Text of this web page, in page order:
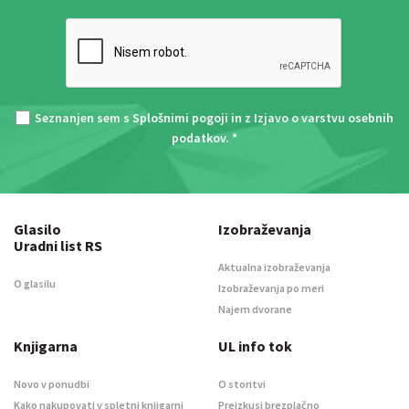
Seznanjen sem s Splošnimi pogoji in z Izjavo o varstvu osebnih
podatkov. *
Glasilo
Uradni list RS
O glasilu
Izobraževanja
Aktualna izobraževanja
Izobraževanja po meri
Najem dvorane
Knjigarna
Novo v ponudbi
Kako nakupovati v spletni knjigarni
UL info tok
O storitvi
Preizkusi brezplačno